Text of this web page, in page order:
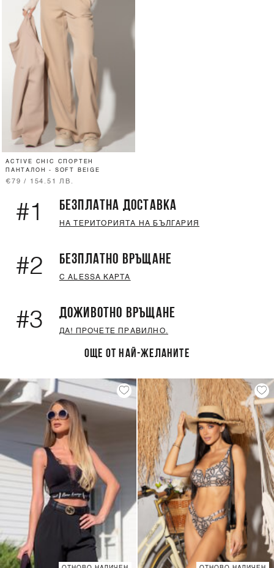
ACTIVE CHIC СПОРТЕН
ПАНТАЛОН - SOFT BEIGE
€79 / 154.51 ЛВ.
#1 БЕЗПЛАТНА ДОСТАВКА
НА ТЕРИТОРИЯТА НА БЪЛГАРИЯ
#2 БЕЗПЛАТНО ВРЪЩАНЕ
С ALESSA КАРТА
#3 ДОЖИВОТНО ВРЪЩАНЕ
ДА! ПРОЧЕТЕ ПРАВИЛНО.
ОЩЕ ОТ НАЙ-ЖЕЛАНИТЕ